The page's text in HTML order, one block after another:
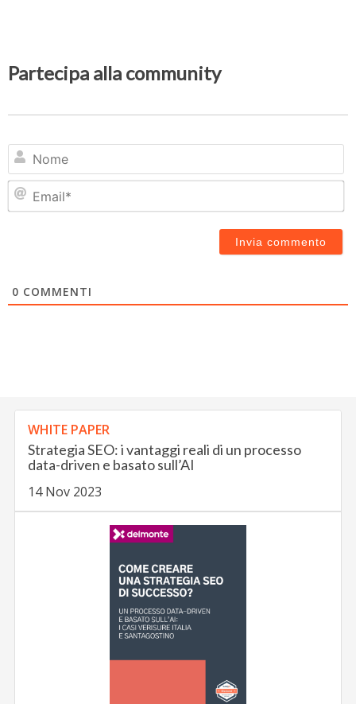
Partecipa alla community
0 COMMENTI
WHITE PAPER
Strategia SEO: i vantaggi reali di un processo
data-driven e basato sull’AI
14 Nov 2023